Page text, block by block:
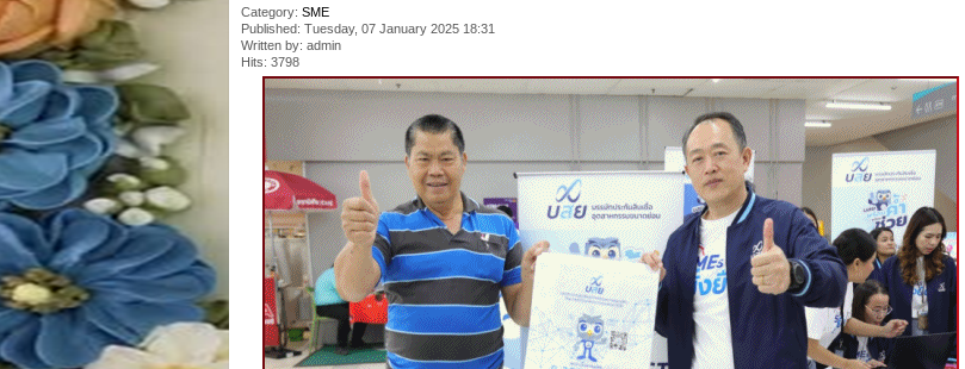
Category: SME
Published: Tuesday, 07 January 2025 18:31
Written by: admin
Hits: 3798